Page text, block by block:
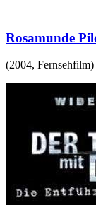
Rosamunde
(2004, Fernsehfilm)